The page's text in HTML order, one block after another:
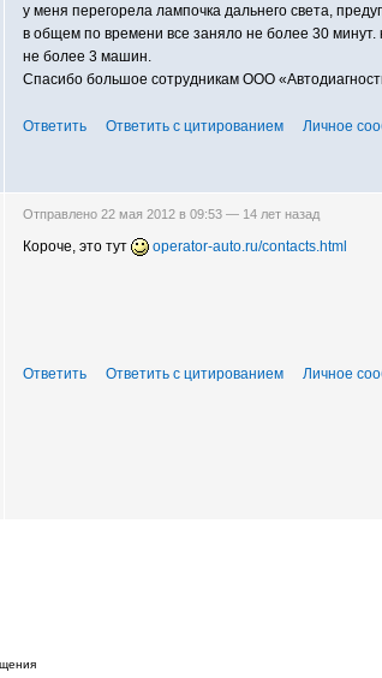
у меня перегорела лампочка дальнего света,
в общем по времени все заняло не более 30
не более 3 машин.
Спасибо большое сотрудникам ООО
Ответить Ответить с цитированием Личное
Отправлено 22 мая 2012 в 09:53 — 14 лет назад
Короче, это тут operator-auto.ru/contacts.html
Ответить Ответить с цитированием Личное